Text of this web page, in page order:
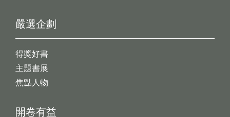
開卷有益
嚴選企劃
得獎好書
主題書展
焦點人物